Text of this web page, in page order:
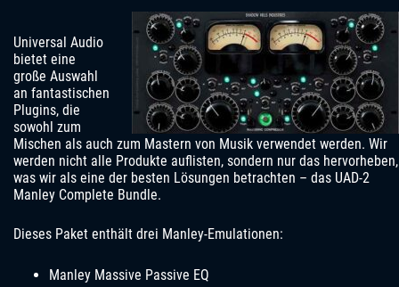
Universal Audio
bietet eine
große Auswahl
an fantastischen
Plugins, die
sowohl zum
Mischen als auch zum Mastern von Musik verwendet werden. Wir
werden nicht alle Produkte auflisten, sondern nur das hervorheben,
was wir als eine der besten Lösungen betrachten – das UAD-2
Manley Complete Bundle.
Dieses Paket enthält drei Manley-Emulationen:
Manley Massive Passive EQ